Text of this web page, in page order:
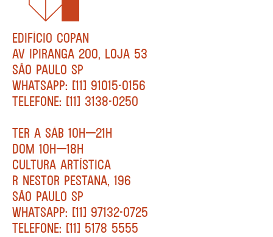
EDIFÍCIO COPAN
AV IPIRANGA 200, LOJA 53
SÃO PAULO SP
WHATSAPP: [11] 91015-0156
TELEFONE: [11] 3138-0250
TER A SÁB 10H—21H
DOM 10H—18H
CULTURA ARTÍSTICA
R NESTOR PESTANA, 196
SÃO PAULO SP
WHATSAPP: [11] 97132-0725
TELEFONE: [11] 5178 5555